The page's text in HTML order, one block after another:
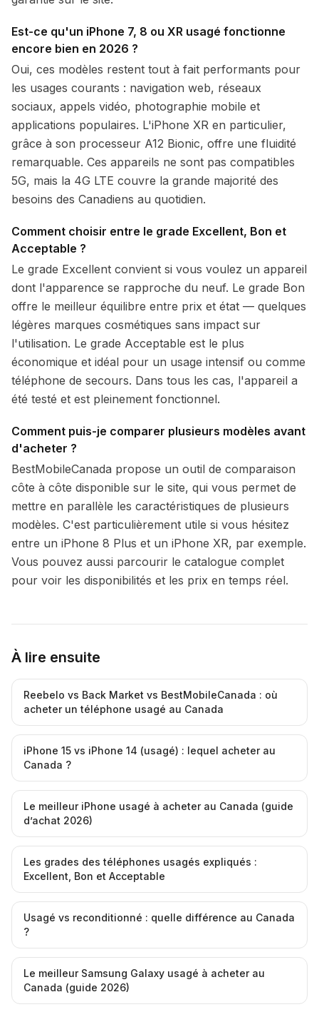
Est-ce qu'un iPhone 7, 8 ou XR usagé fonctionne
encore bien en 2026 ?
Oui, ces modèles restent tout à fait performants pour
les usages courants : navigation web, réseaux
sociaux, appels vidéo, photographie mobile et
applications populaires. L'iPhone XR en particulier,
grâce à son processeur A12 Bionic, offre une fluidité
remarquable. Ces appareils ne sont pas compatibles
5G, mais la 4G LTE couvre la grande majorité des
besoins des Canadiens au quotidien.
Comment choisir entre le grade Excellent, Bon et
Acceptable ?
Le grade Excellent convient si vous voulez un appareil
dont l'apparence se rapproche du neuf. Le grade Bon
offre le meilleur équilibre entre prix et état — quelques
légères marques cosmétiques sans impact sur
l'utilisation. Le grade Acceptable est le plus
économique et idéal pour un usage intensif ou comme
téléphone de secours. Dans tous les cas, l'appareil a
été testé et est pleinement fonctionnel.
Comment puis-je comparer plusieurs modèles avant
d'acheter ?
BestMobileCanada propose un outil de comparaison
côte à côte disponible sur le site, qui vous permet de
mettre en parallèle les caractéristiques de plusieurs
modèles. C'est particulièrement utile si vous hésitez
entre un iPhone 8 Plus et un iPhone XR, par exemple.
Vous pouvez aussi parcourir le catalogue complet
pour voir les disponibilités et les prix en temps réel.
À lire ensuite
Reebelo vs Back Market vs BestMobileCanada : où
acheter un téléphone usagé au Canada
iPhone 15 vs iPhone 14 (usagé) : lequel acheter au
Canada ?
Le meilleur iPhone usagé à acheter au Canada (guide
d’achat 2026)
Les grades des téléphones usagés expliqués :
Excellent, Bon et Acceptable
Usagé vs reconditionné : quelle différence au Canada
?
Le meilleur Samsung Galaxy usagé à acheter au
Canada (guide 2026)